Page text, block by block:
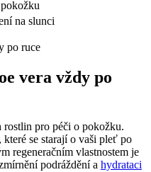
na slunci
vera vždy po⁣
rostlin pro péči ‍o pokožku.
se starají o vaši pleť​ po
regeneračním vlastnostem je‍
podráždění a⁣ hydrataci